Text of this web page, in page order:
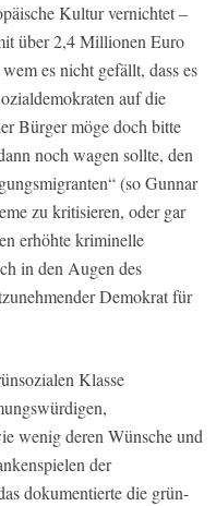
Kultur vernichtet –
über 2,4 Millionen Euro
es nicht gefällt, dass es
auf die
Bürger möge doch bitte
noch wagen sollte, den
(so Gunnar
zu kritisieren, oder gar
erhöhte kriminelle
in den Augen des
Demokrat für
Klasse
wenig deren Wünsche und
der
dokumentierte die grün-